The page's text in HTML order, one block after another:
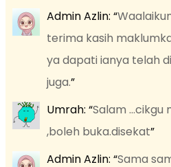
Admin Azlin: “
terima kasih
ya dapati ianya telah
juga.”
Umrah: “Salam …cikgu
,boleh buka.disekat”
Admin Azlin: “Sama